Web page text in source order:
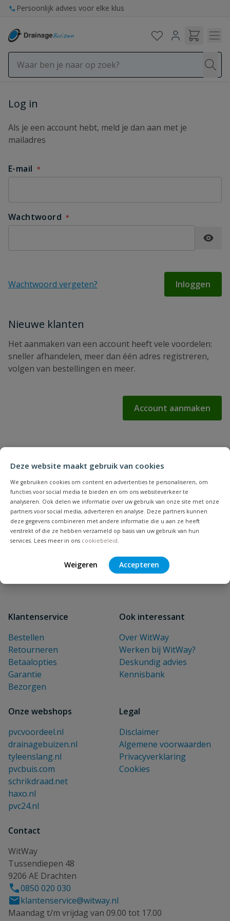
Deze website maakt gebruik van cookies
We gebruiken cookies om content en advertenties te personaliseren, om
functies voor social media te bieden en om ons websiteverkeer te
analyseren. Ook delen we informatie over uw gebruik van onze site met onze
partners voor social media, adverteren en analyse. Deze partners kunnen
deze gegevens combineren met andere informatie die u aan ze heeft
verstrekt of die ze hebben verzameld op basis van uw gebruik van hun
services. Lees meer in ons cookiebeleid.
Weigeren Accepteren
Ga naar de inhoud
Persoonlijk advies voor elke klus
Inloggen
Log in
Als je een account hebt, meld je dan aan met je
mailadres
E-mail
Wachtwoord
Inloggen
Wachtwoord vergeten?
Nieuwe klanten
Het aanmaken van een account heeft vele voordelen:
sneller afhandelen, meer dan één adres registreren,
volgen van bestellingen en meer.
Account aanmaken
Blijf op de hoogte van nieuwe
producten en leuke acties!
E-mailadres
Inschrijven
Klantenservice
Bestellen
Retourneren
Betaalopties
Garantie
Bezorgen
Ook interessant
Over WitWay
Werken bij WitWay?
Deskundig advies
Kennisbank
Onze webshops
pvcvoordeel.nl
drainagebuizen.nl
tyleenslang.nl
pvcbuis.com
schrikdraad.net
haxo.nl
pvc24.nl
Legal
Disclaimer
Algemene voorwaarden
Privacyverklaring
Cookies
Contact
WitWay
Tussendiepen 48
9206 AE Drachten
0850 020 030
klantenservice@witway.nl
Maandag t/m vrijdag van 09.00 tot 17.00